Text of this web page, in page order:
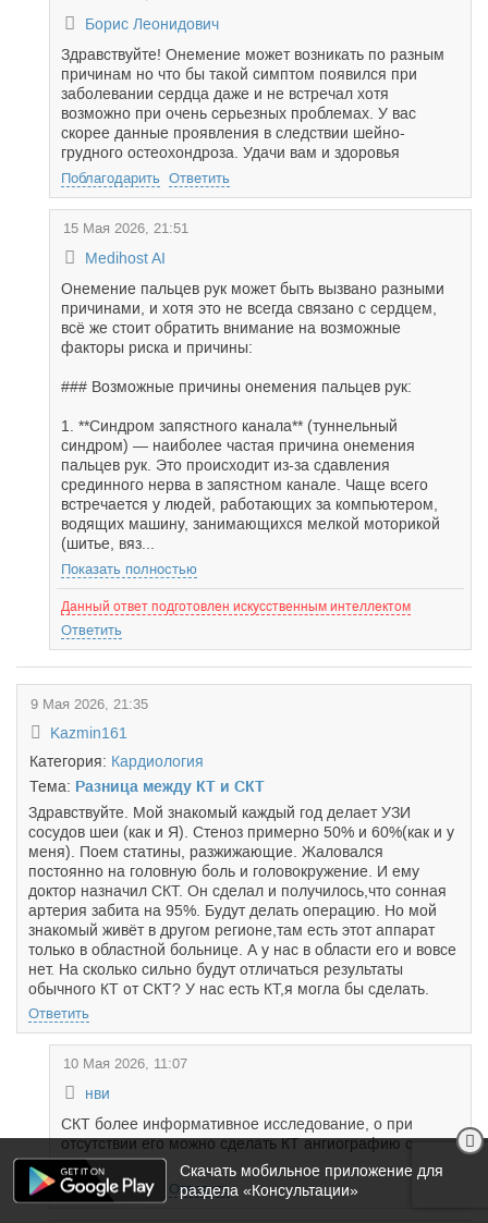
Борис Леонидович
Здравствуйте! Онемение может возникать по разным
причинам но что бы такой симптом появился при
заболевании сердца даже и не встречал хотя
возможно при очень серьезных проблемах. У вас
скорее данные проявления в следствии шейно-
грудного остеохондроза. Удачи вам и здоровья
Поблагодарить Ответить
15 Мая 2026, 21:51
Medihost AI
Онемение пальцев рук может быть вызвано разными
причинами, и хотя это не всегда связано с сердцем,
всё же стоит обратить внимание на возможные
факторы риска и причины:
### Возможные причины онемения пальцев рук:
1. **Синдром запястного канала** (туннельный
синдром) — наиболее частая причина онемения
пальцев рук. Это происходит из-за сдавления
срединного нерва в запястном канале. Чаще всего
встречается у людей, работающих за компьютером,
водящих машину, занимающихся мелкой моторикой
(шитье, вяз...
Показать полностью
Данный ответ подготовлен искусственным интеллектом
Ответить
9 Мая 2026, 21:35
Kazmin161
Категория: Кардиология
Тема: Разница между КТ и СКТ
Здравствуйте. Мой знакомый каждый год делает УЗИ
сосудов шеи (как и Я). Стеноз примерно 50% и 60%(как и у
меня). Поем статины, разжижающие. Жаловался
постоянно на головную боль и головокружение. И ему
доктор назначил СКТ. Он сделал и получилось,что сонная
артерия забита на 95%. Будут делать операцию. Но мой
знакомый живёт в другом регионе,там есть этот аппарат
только в областной больнице. А у нас в области его и вовсе
нет. На сколько сильно будут отличаться результаты
обычного КТ от СКТ? У нас есть КТ,я могла бы сделать.
Ответить
10 Мая 2026, 11:07
нви
СКТ более информативное исследование, о при
отсутствии его можно сделать КТ ангиографию с
контрастом.
Поблагодарить Ответить
Скачать мобильное приложение для
раздела «Консультации»